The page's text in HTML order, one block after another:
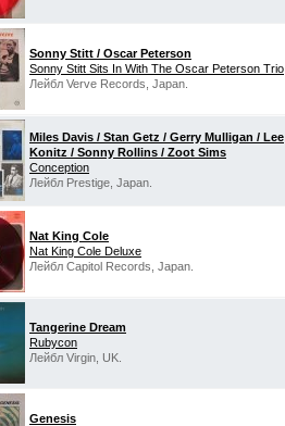
Sonny Stitt / Oscar Peterson
Sonny Stitt Sits In With The Oscar Peterson Trio
Лейбл Verve Records, Japan.
Miles Davis / Stan Getz / Gerry Mulligan / Lee
Konitz / Sonny Rollins / Zoot Sims
Conception
Лейбл Prestige, Japan.
Nat King Cole
Nat King Cole Deluxe
Лейбл Capitol Records, Japan.
Tangerine Dream
Rubycon
Лейбл Virgin, UK.
Genesis